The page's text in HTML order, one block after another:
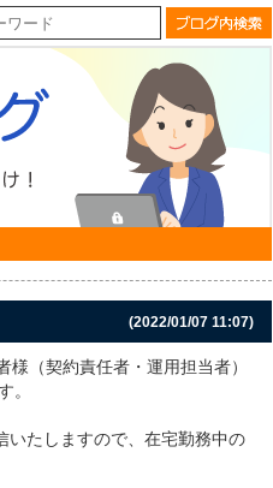
(2022/01/07 11:07)
（契約責任者・運用担当者）
。
いたしますので、在宅勤務中の